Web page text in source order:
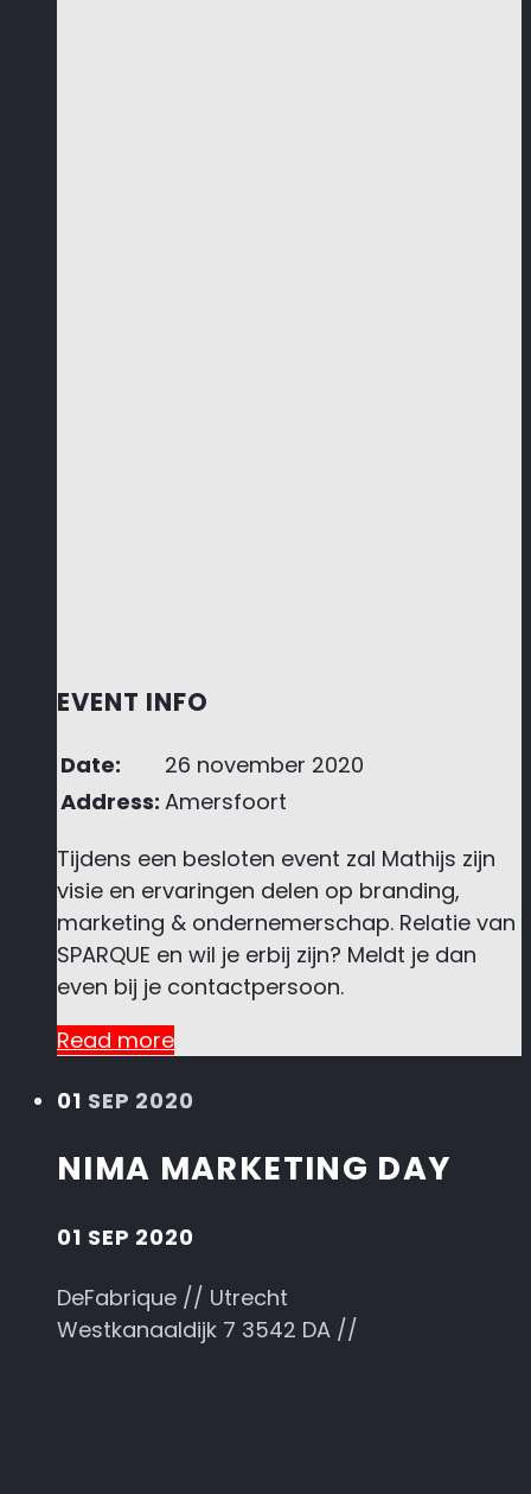
EVENT INFO
Date:
26 november 2020
Address: Amersfoort
Tijdens een besloten event zal Mathijs zijn
visie en ervaringen delen op branding,
marketing & ondernemerschap. Relatie van
SPARQUE en wil je erbij zijn? Meldt je dan
even bij je contactpersoon.
Read more
01 SEP 2020
NIMA MARKETING DAY
01 SEP 2020
DeFabrique // Utrecht
Westkanaaldijk 7 3542 DA //